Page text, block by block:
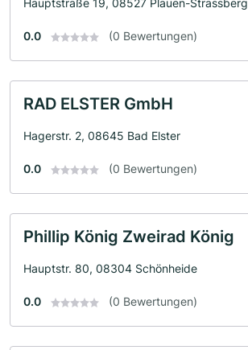
0.0 (0 Bewertungen)
RAD ELSTER GmbH
Hagerstr. 2, 08645 Bad Elster
0.0 (0 Bewertungen)
Phillip König Zweirad König
Hauptstr. 80, 08304 Schönheide
0.0 (0 Bewertungen)